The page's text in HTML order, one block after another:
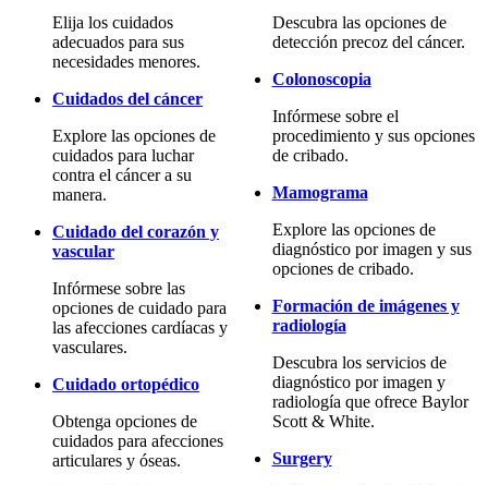
Elija los cuidados
adecuados para sus
necesidades menores.
Cuidados del cáncer
Explore las opciones de
cuidados para luchar
contra el cáncer a su
manera.
Cuidado del corazón y
vascular
Infórmese sobre las
opciones de cuidado para
las afecciones cardíacas y
vasculares.
Cuidado ortopédico
Obtenga opciones de
cuidados para afecciones
articulares y óseas.
Descubra las opciones de
detección precoz del cáncer.
Colonoscopia
Infórmese sobre el
procedimiento y sus opciones
de cribado.
Mamograma
Explore las opciones de
diagnóstico por imagen y sus
opciones de cribado.
Formación de imágenes y
radiología
Descubra los servicios de
diagnóstico por imagen y
radiología que ofrece Baylor
Scott & White.
Surgery